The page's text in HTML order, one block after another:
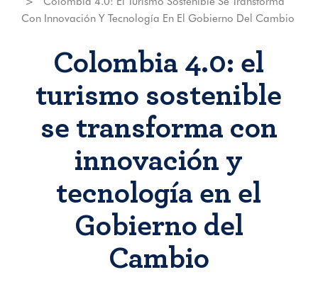
Con Innovación Y Tecnología En El Gobierno Del Cambio
Colombia 4.0: el
turismo sostenible
se transforma con
innovación y
tecnología en el
Gobierno del
Cambio